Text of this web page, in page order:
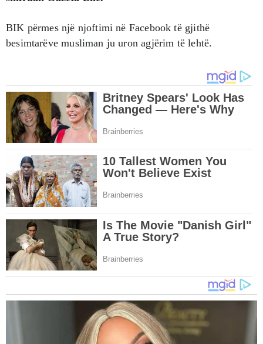
BIK përmes një njoftimi në Facebook të gjithë
besimtarëve musliman ju uron agjërim të lehtë.